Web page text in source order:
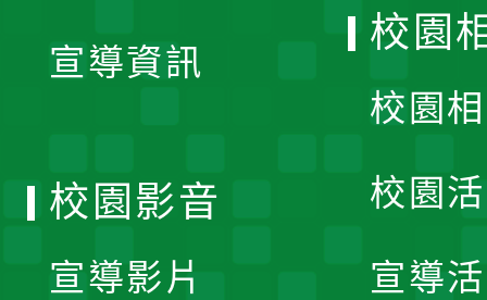
宣導資訊
校園
校園
校園
宣導
校園影音
宣導影片